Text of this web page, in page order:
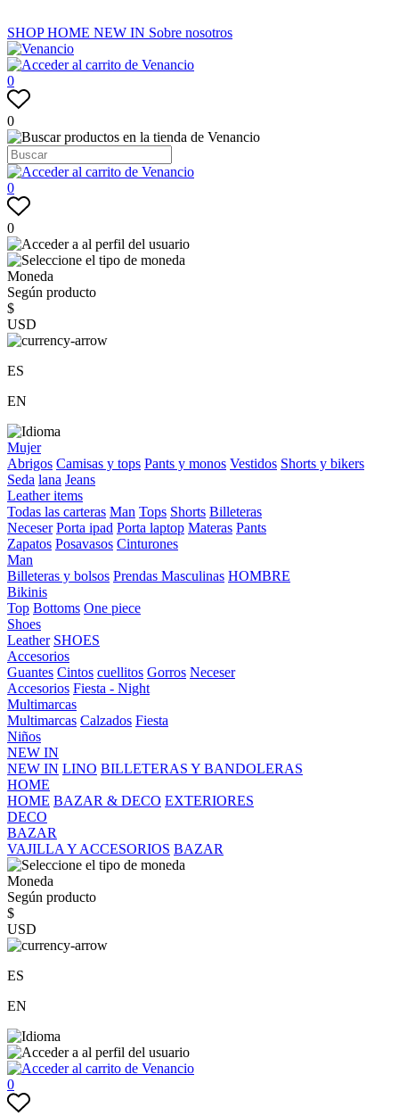
SHOPHOME NEW IN Sobre nosotros
0
0
0
0
Moneda
Según producto
$
USD
ES
EN
Mujer
Abrigos Camisas y tops Pants y monos Vestidos Shorts y bikers
Seda lana Jeans
Leather items
Todas las carteras Man Tops Shorts Billeteras
Neceser Porta ipad Porta laptop Materas Pants
Zapatos Posavasos Cinturones
Man
Billeteras y bolsos Prendas Masculinas HOMBRE
Bikinis
Top Bottoms One piece
Shoes
Leather SHOES
Accesorios
Guantes Cintos cuellitos Gorros Neceser
Accesorios Fiesta - Night
Multimarcas
Multimarcas Calzados Fiesta
Niños
NEW IN
NEW IN LINO BILLETERAS Y BANDOLERAS
HOME
HOME BAZAR & DECO EXTERIORES
DECO
BAZAR
VAJILLA Y ACCESORIOS BAZAR
Moneda
Según producto
$
USD
ES
EN
0